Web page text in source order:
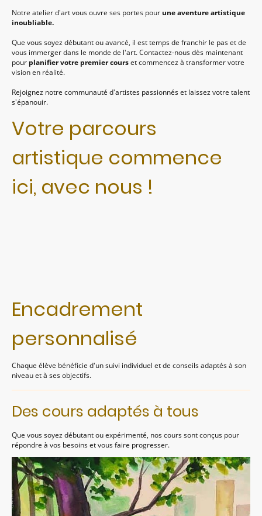
Notre atelier d'art vous ouvre ses portes pour une aventure artistique
inoubliable.
Que vous soyez débutant ou avancé, il est temps de franchir le pas et de
vous immerger dans le monde de l'art. Contactez-nous dès maintenant
pour planifier votre premier courset commencez à transformer votre
vision en réalité.
Rejoignez notre communauté d'artistes passionnés et laissez votre talent
s'épanouir.
Votre parcours
artistique commence
ici, avec nous !
Encadrement
personnalisé
Chaque élève bénéficie d'un suivi individuel et de conseils adaptés à son
niveau et à ses objectifs.
Des cours adaptés à tous
Que vous soyez débutant ou expérimenté, nos cours sont conçus pour
répondre à vos besoins et vous faire progresser.